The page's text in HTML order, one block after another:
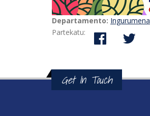
Departamento: Ingurumena
Partekatu:
Get In Touch